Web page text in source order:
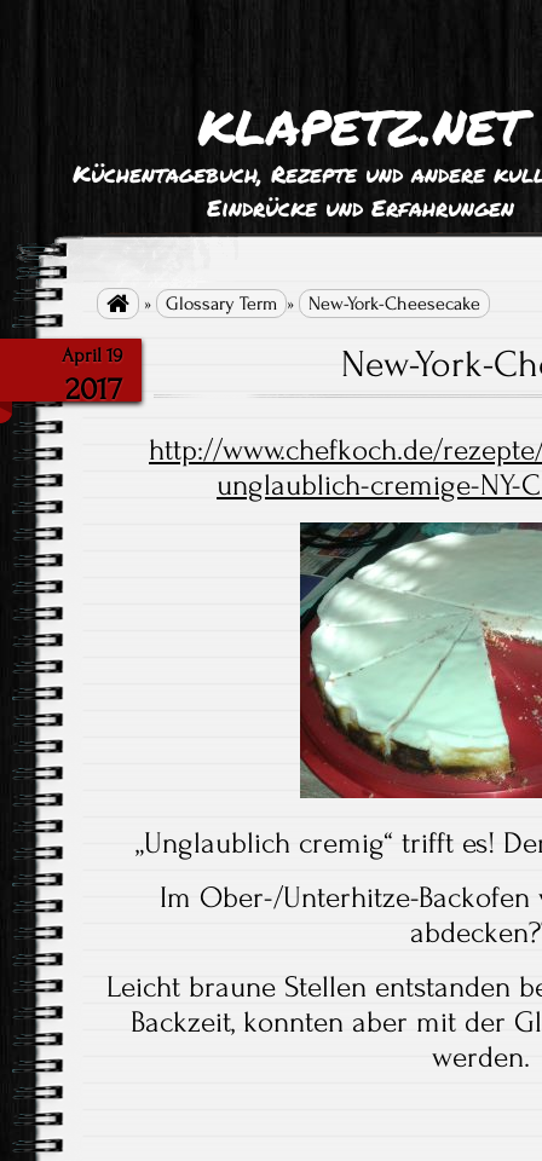
klapetz.net
Küchentagebuch, Rezepte und andere
Eindrücke und Erfahrungen
 » Glossary Term » New-York-Cheesecake
April 19
2017
New-York-
http://www.chefkoch.de/rezepte/
unglaublich-cremige-NY-
„Unglaublich cremig“ trifft es!
Im Ober-/Unterhitze-
Leicht braune Stellen entstanden
Backzeit, konnten aber mit der
werden.